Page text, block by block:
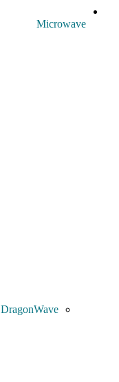
Microwave
DragonWave